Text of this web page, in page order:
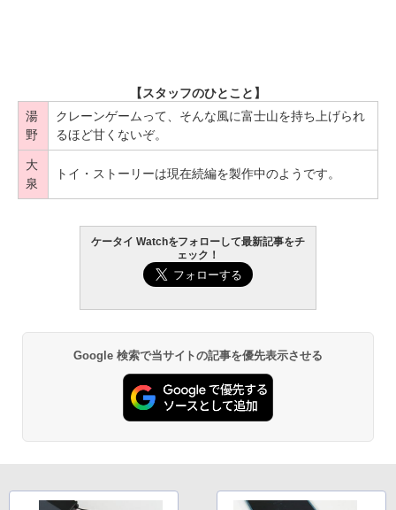
【スタッフのひとこと】
湯
野
クレーンゲームって、そんな風に富士山を持ち上げられ
るほど甘くないぞ。
大
泉
トイ・ストーリーは現在続編を製作中のようです。
ケータイ Watchをフォローして最新記事をチ
ェック！
Google 検索で当サイトの記事を優先表示させる